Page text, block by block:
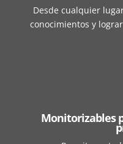
Desde cualquier
conocimientos y
Monitorizables